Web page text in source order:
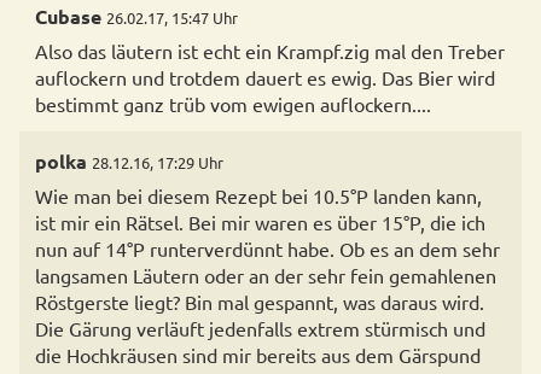
Cubase 26.02.17, 15:47 Uhr
Also das läutern ist echt ein Krampf.zig mal den Treber
auflockern und trotdem dauert es ewig. Das Bier wird
bestimmt ganz trüb vom ewigen auflockern....
polka 28.12.16, 17:29 Uhr
Wie man bei diesem Rezept bei 10.5°P landen kann,
ist mir ein Rätsel. Bei mir waren es über 15°P, die ich
nun auf 14°P runterverdünnt habe. Ob es an dem sehr
langsamen Läutern oder an der sehr fein gemahlenen
Röstgerste liegt? Bin mal gespannt, was daraus wird.
Die Gärung verläuft jedenfalls extrem stürmisch und
die Hochkräusen sind mir bereits aus dem Gärspund